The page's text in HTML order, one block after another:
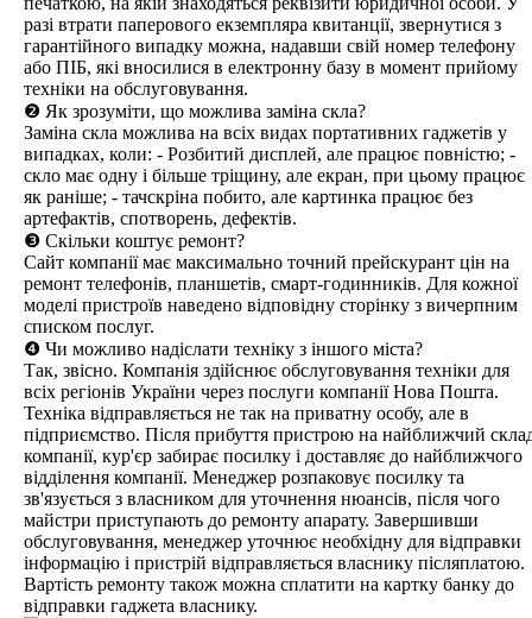
разі втрати паперового екземпляра квитанції, звернутися з
гарантійного випадку можна, надавши свій номер телефону
або ПІБ, які вносилися в електронну базу в момент прийому
техніки на обслуговування.
❷ Як зрозуміти, що можлива заміна скла?
Заміна скла можлива на всіх видах портативних гаджетів у
випадках, коли: - Розбитий дисплей, але працює повністю; -
скло має одну і більше тріщину, але екран, при цьому працює
як раніше; - тачскріна побито, але картинка працює без
артефактів, спотворень, дефектів.
❸ Скільки коштує ремонт?
Сайт компанії має максимально точний прейскурант цін на
ремонт телефонів, планшетів, смарт-годинників. Для кожної
моделі пристроїв наведено відповідну сторінку з вичерпним
списком послуг.
❹ Чи можливо надіслати техніку з іншого міста?
Так, звісно. Компанія здійснює обслуговування техніки для
всіх регіонів України через послуги компанії Нова Пошта.
Техніка відправляється не так на приватну особу, але в
підприємство. Після прибуття пристрою на найближчий
компанії, кур'єр забирає посилку і доставляє до найближчого
відділення компанії. Менеджер розпаковує посилку та
зв'язується з власником для уточнення нюансів, після чого
майстри приступають до ремонту апарату. Завершивши
обслуговування, менеджер уточнює необхідну для відправки
інформацію і пристрій відправляється власнику післяплатою.
Вартість ремонту також можна сплатити на картку банку до
відправки гаджета власнику.